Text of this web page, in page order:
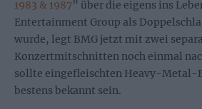
1983 & 1987” über die eigens ins
Entertainment Group als
wurde, legt BMG jetzt mit zwei
Konzertmitschnitten noch einmal
sollte eingefleischten Heavy-Metal-
bestens bekannt sein.